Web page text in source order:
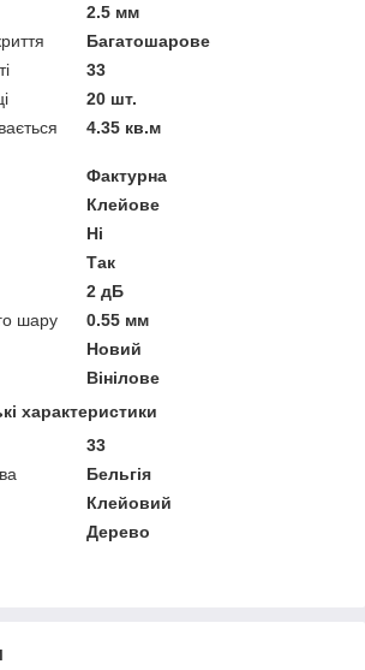
2.5 мм
Багатошарове
33
20 шт.
4.35 кв.м
Фактурна
Клейове
Ні
Так
2 дБ
шару
0.55 мм
Новий
Вінілове
характеристики
33
Бельгія
Клейовий
Дерево